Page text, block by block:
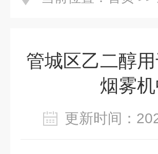
管城区乙二醇
烟雾
更新时间：